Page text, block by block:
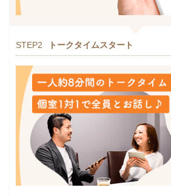
STEP2 トークタイムスタート